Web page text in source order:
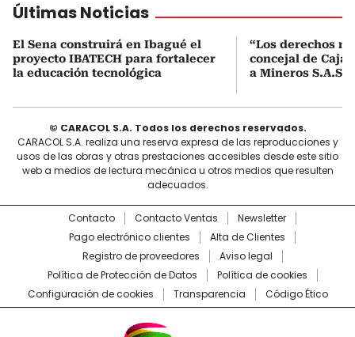
Últimas Noticias
El Sena construirá en Ibagué el
proyecto IBATECH para fortalecer
la educación tecnológica
“Los derechos
concejal de
a Mineros S.A.S.
© CARACOL S.A. Todos los derechos reservados.
CARACOL S.A. realiza una reserva expresa de las reproducciones y
usos de las obras y otras prestaciones accesibles desde este sitio
web a medios de lectura mecánica u otros medios que resulten
adecuados.
Contacto Contacto Ventas
Newsletter
Pago electrónico clientes
Alta de Clientes
Registro de proveedores
Aviso legal
Política de Protección de Datos
Política de cookies
Configuración de cookies
Transparencia Código Ético